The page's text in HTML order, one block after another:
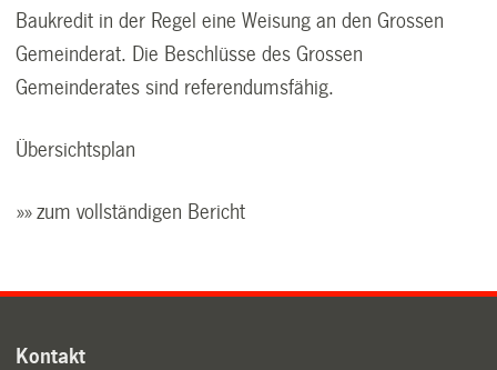
Baukredit in der Regel eine Weisung an den Grossen
Gemeinderat. Die Beschlüsse des Grossen
Gemeinderates sind referendumsfähig.
Übersichtsplan
»» zum vollständigen Bericht
Kontakt